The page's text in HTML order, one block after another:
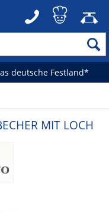
deutsche Festland*
MIT LOCH